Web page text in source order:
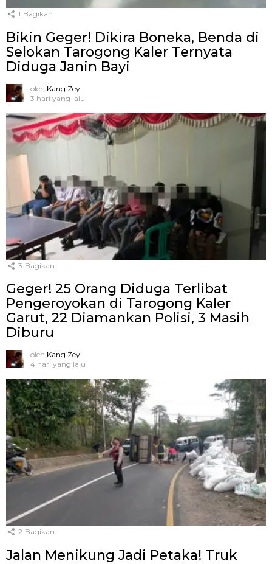
1 Bagikan
Bikin Geger! Dikira Boneka, Benda di
Selokan Tarogong Kaler Ternyata
Diduga Janin Bayi
oleh Kang Zey
3 hari yang lalu
3 Bagikan
Geger! 25 Orang Diduga Terlibat
Pengeroyokan di Tarogong Kaler
Garut, 22 Diamankan Polisi, 3 Masih
Diburu
oleh Kang Zey
4 hari yang lalu
2 Bagikan
Jalan Menikung Jadi Petaka! Truk